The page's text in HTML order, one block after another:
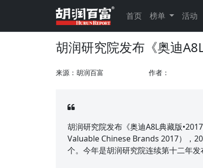
首页 榜单 活动
胡润研究院发布《奥迪
来源：胡润百富 作者：
胡润研究院发布《奥迪A8L典藏版
Valuable Chinese Brands 2017），
个。今年是胡润研究院连续第十二年发